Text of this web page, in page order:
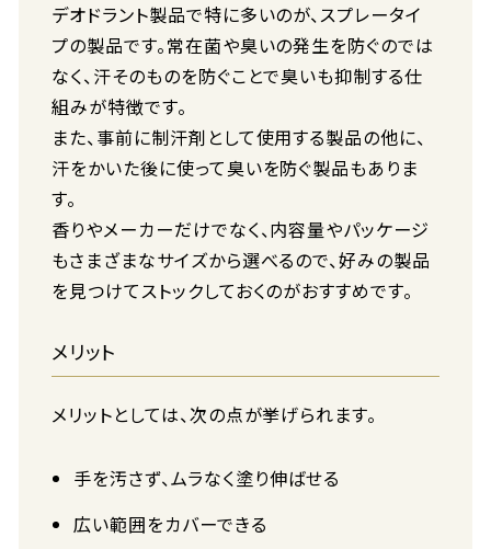
デオドラント製品で特に多いのが、スプレータイ
プの製品です。常在菌や臭いの発生を防ぐのでは
なく、汗そのものを防ぐことで臭いも抑制する仕
組みが特徴です。
また、事前に制汗剤として使用する製品の他に、
汗をかいた後に使って臭いを防ぐ製品もありま
す。
香りやメーカーだけでなく、内容量やパッケージ
もさまざまなサイズから選べるので、好みの製品
を見つけてストックしておくのがおすすめです。
メリット
メリットとしては、次の点が挙げられます。
手を汚さず、ムラなく塗り伸ばせる
広い範囲をカバーできる